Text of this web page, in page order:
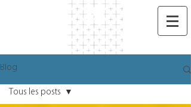
Blog
Tous les posts